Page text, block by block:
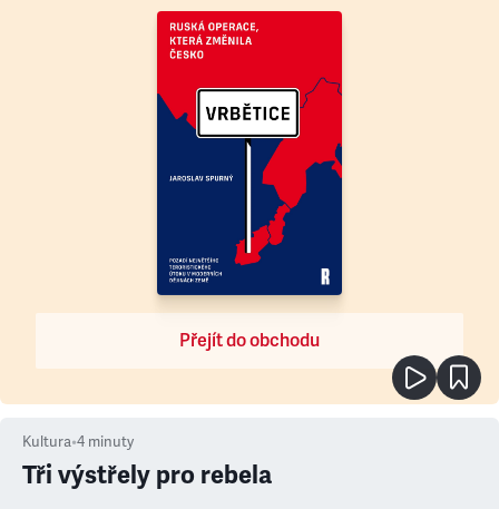
Přejít do obchodu
Kultura•4 minuty
Tři výstřely pro rebela